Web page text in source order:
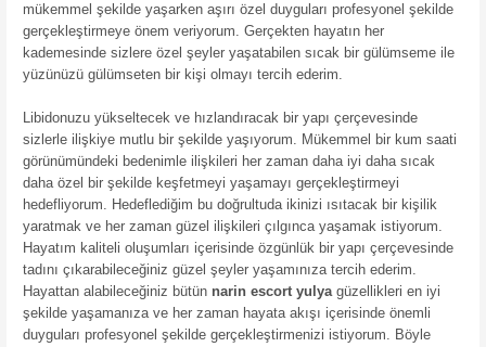
mükemmel şekilde yaşarken aşırı özel duyguları profesyonel şekilde
gerçekleştirmeye önem veriyorum. Gerçekten hayatın her
kademesinde sizlere özel şeyler yaşatabilen sıcak bir gülümseme ile
yüzünüzü gülümseten bir kişi olmayı tercih ederim.
Libidonuzu yükseltecek ve hızlandıracak bir yapı çerçevesinde
sizlerle ilişkiye mutlu bir şekilde yaşıyorum. Mükemmel bir kum saati
görünümündeki bedenimle ilişkileri her zaman daha iyi daha sıcak
daha özel bir şekilde keşfetmeyi yaşamayı gerçekleştirmeyi
hedefliyorum. Hedeflediğim bu doğrultuda ikinizi ısıtacak bir kişilik
yaratmak ve her zaman güzel ilişkileri çılgınca yaşamak istiyorum.
Hayatım kaliteli oluşumları içerisinde özgünlük bir yapı çerçevesinde
tadını çıkarabileceğiniz güzel şeyler yaşamınıza tercih ederim.
Hayattan alabileceğiniz bütün narin escort yulyagüzellikleri en iyi
şekilde yaşamanıza ve her zaman hayata akışı içerisinde önemli
duyguları profesyonel şekilde gerçekleştirmenizi istiyorum. Böyle